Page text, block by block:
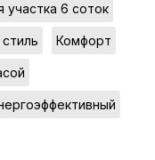
участка 6 соток
Комфорт